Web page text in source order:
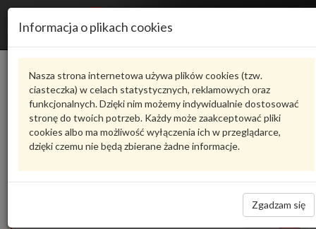
Informacja o plikach cookies
Nasza strona internetowa używa plików cookies (tzw.
ciasteczka) w celach statystycznych, reklamowych oraz
funkcjonalnych. Dzięki nim możemy indywidualnie dostosować
stronę do twoich potrzeb. Każdy może zaakceptować pliki
cookies albo ma możliwość wyłączenia ich w przeglądarce,
dzięki czemu nie będą zbierane żadne informacje.
Zgadzam się
Produkty 1
Pokaż pełny opis Zadaj pytanie o produkt
1P0945105BVAG - produkt oryginalny VW AUDI SEAT SKODA
81,01 zł
Wprowadź